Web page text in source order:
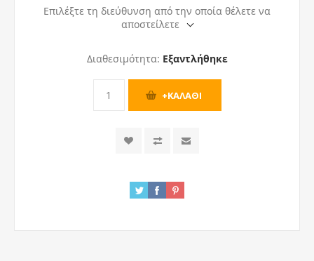
Επιλέξτε τη διεύθυνση από την οποία θέλετε να
αποστείλετε
Διαθεσιμότητα: Εξαντλήθηκε